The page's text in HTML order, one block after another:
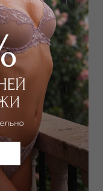
₽ |+ 600 бонусов
+ 1 цвет